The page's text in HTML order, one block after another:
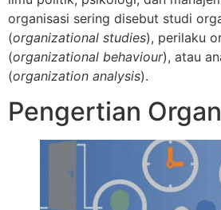
organisasi sering disebut studi
(organizational studies), perilaku
(organizational behaviour), atau
(organization analysis).
Pengertian